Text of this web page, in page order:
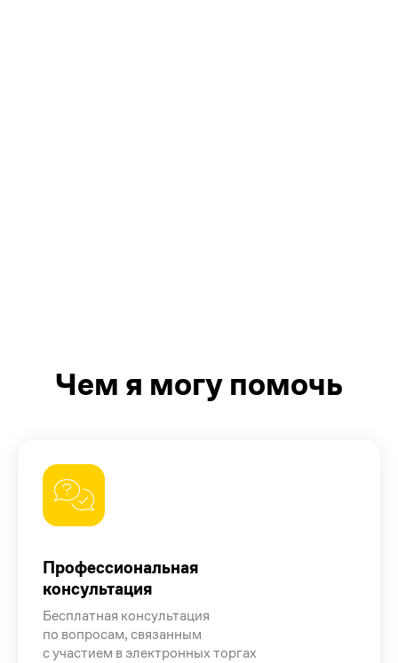
Чем я могу помочь
Профессиональная
консультация
Бесплатная консультация
по вопросам, связанным
с участием в электронных торгах